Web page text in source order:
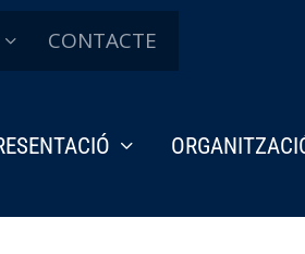
CONTACTE